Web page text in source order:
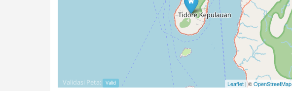
Leaflet | ©OpenStreetMap
Validasi Peta: Valid